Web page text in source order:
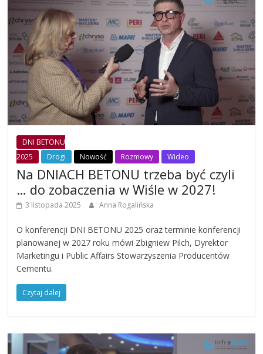
DNI BETONU
2025
Drogi Nowość Rozmowy Wideo
Na DNIACH BETONU trzeba być czyli
… do zobaczenia w Wiśle w 2027!
3 listopada 2025 Anna Rogalińska
O konferencji DNI BETONU 2025 oraz terminie konferencji
planowanej w 2027 roku mówi Zbigniew Pilch, Dyrektor
Marketingu i Public Affairs Stowarzyszenia Producentów
Cementu.
Czytaj dalej